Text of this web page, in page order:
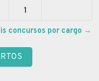
1
concursos por cargo →